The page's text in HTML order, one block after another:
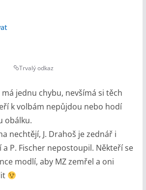
Trvalý odkaz
jednu chybu, nevšímá si těch
k volbám nepůjdou nebo hodí
obálku.
nechtějí, J. Drahoš je zednář i
a P. Fischer nepostoupil. Někteří se
modlí, aby MZ zemřel a oni